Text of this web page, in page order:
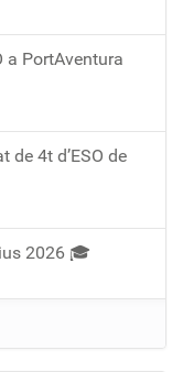
a PortAventura
de 4t d’ESO de
2026 🎓